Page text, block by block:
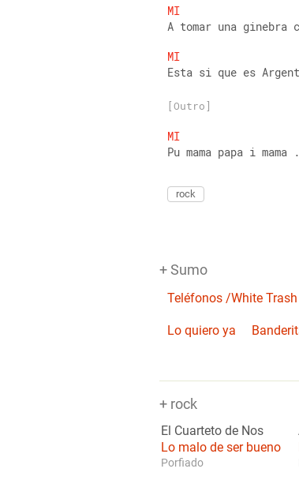
MI
A tomar una ginebra
MI
Esta si que es
[Outro]
MI
Pu mama papa i
rock
+ Sumo
Teléfonos /White Trash
Lo quiero ya
+ rock
El Cuarteto de Nos
Lo malo de ser bueno
Porfiado